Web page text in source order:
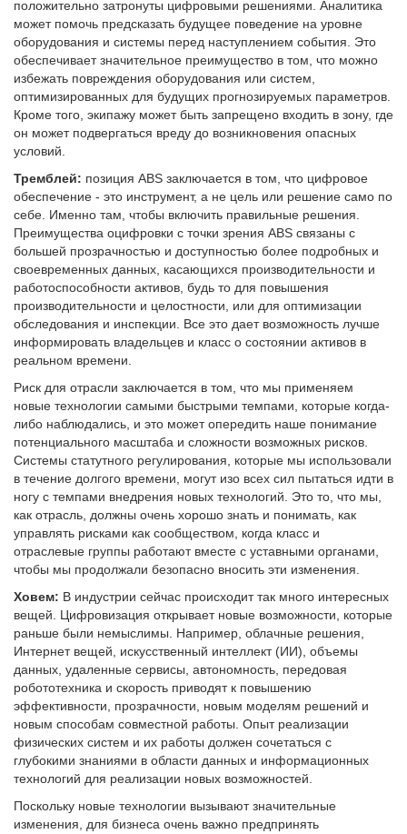
положительно затронуты цифровыми решениями. Аналитика
может помочь предсказать будущее поведение на уровне
оборудования и системы перед наступлением события. Это
обеспечивает значительное преимущество в том, что можно
избежать повреждения оборудования или систем,
оптимизированных для будущих прогнозируемых параметров.
Кроме того, экипажу может быть запрещено входить в зону, где
он может подвергаться вреду до возникновения опасных
условий.
Тремблей: позиция ABS заключается в том, что цифровое
обеспечение - это инструмент, а не цель или решение само по
себе. Именно там, чтобы включить правильные решения.
Преимущества оцифровки с точки зрения ABS связаны с
большей прозрачностью и доступностью более подробных и
своевременных данных, касающихся производительности и
работоспособности активов, будь то для повышения
производительности и целостности, или для оптимизации
обследования и инспекции. Все это дает возможность лучше
информировать владельцев и класс о состоянии активов в
реальном времени.
Риск для отрасли заключается в том, что мы применяем
новые технологии самыми быстрыми темпами, которые когда-
либо наблюдались, и это может опередить наше понимание
потенциального масштаба и сложности возможных рисков.
Системы статутного регулирования, которые мы использовали
в течение долгого времени, могут изо всех сил пытаться идти в
ногу с темпами внедрения новых технологий. Это то, что мы,
как отрасль, должны очень хорошо знать и понимать, как
управлять рисками как сообществом, когда класс и
отраслевые группы работают вместе с уставными органами,
чтобы мы продолжали безопасно вносить эти изменения.
Ховем: В индустрии сейчас происходит так много интересных
вещей. Цифровизация открывает новые возможности, которые
раньше были немыслимы. Например, облачные решения,
Интернет вещей, искусственный интеллект (ИИ), объемы
данных, удаленные сервисы, автономность, передовая
робототехника и скорость приводят к повышению
эффективности, прозрачности, новым моделям решений и
новым способам совместной работы. Опыт реализации
физических систем и их работы должен сочетаться с
глубокими знаниями в области данных и информационных
технологий для реализации новых возможностей.
Поскольку новые технологии вызывают значительные
изменения, для бизнеса очень важно предпринять